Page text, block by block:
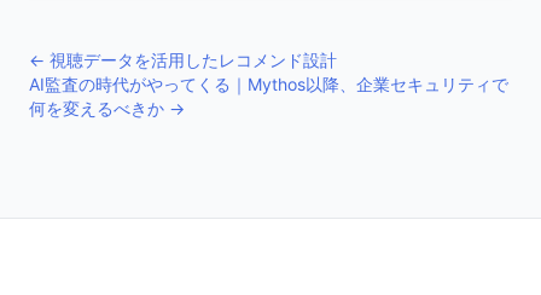
← 視聴データを活用したレコメンド設計
AI監査の時代がやってくる｜Mythos以降、企業セキュリティで
何を変えるべきか →